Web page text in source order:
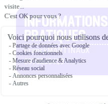
informations
pratiques
FranckMARTINAUX
0979500419